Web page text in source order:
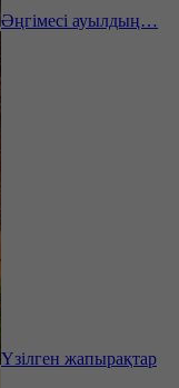
Әңгімесі ауылдың…
Үзілген жапырақтар